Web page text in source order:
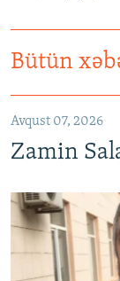
Bütün
Avqust 07, 2026
Zamin